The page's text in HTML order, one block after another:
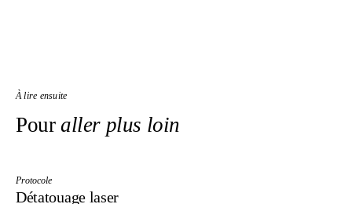
À lire ensuite
Pour aller plus loin
Protocole
Détatouage laser